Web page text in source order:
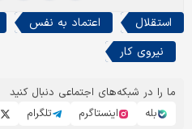
استقلال اعتماد به نفس
نیروی کار
ما را در شبکه‌های اجتماعی دنبال کنید
بله
اینستاگرم تلگرام